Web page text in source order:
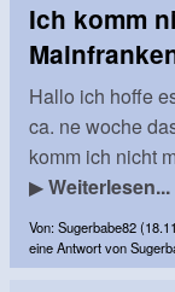
Ich komm
Hallo ich hoffe
ca. ne woche
komm ich nicht
▶Weiterlesen...
Von: Sugerbabe82
eine Antwort von